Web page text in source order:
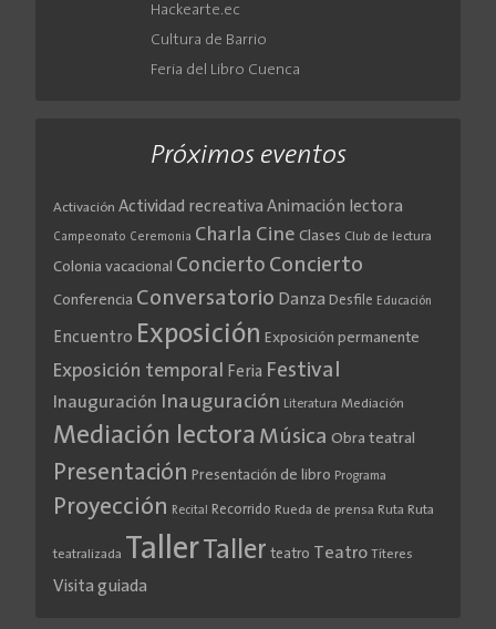
Hackearte.ec
Cultura de Barrio
Feria del Libro Cuenca
Próximos eventos
Activación Actividad recreativa Animación lectora
Campeonato Ceremonia Charla Cine Clases Club de lectura
Colonia vacacional Concierto Concierto
Conferencia Conversatorio Danza Desfile Educación
Encuentro Exposición Exposición permanente
Exposición temporal Feria Festival
Inauguración Inauguración Literatura Mediación
Mediación lectora Música Obra teatral
Presentación Presentación de libro Programa
Proyección Recital Recorrido Rueda de prensa Ruta Ruta
teatralizada Taller Taller teatro Teatro Títeres
Visita guiada